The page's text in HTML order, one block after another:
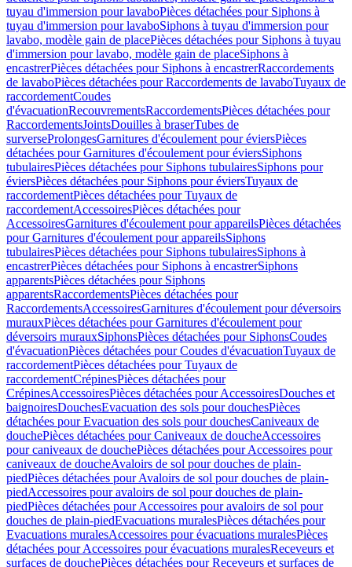
tuyau d'immersion pour lavaboPièces détachées pour Siphons à
tuyau d'immersion pour lavaboSiphons à tuyau d'immersion pour
lavabo, modèle gain de placePièces détachées pour Siphons à tuyau
d'immersion pour lavabo, modèle gain de placeSiphons à
encastrerPièces détachées pour Siphons à encastrerRaccordements
de lavaboPièces détachées pour Raccordements de lavaboTuyaux de
raccordementCoudes
d'évacuationRecouvrementsRaccordementsPièces détachées pour
RaccordementsJointsDouilles à braserTubes de
surverseProlongesGarnitures d'écoulement pour éviersPièces
détachées pour Garnitures d'écoulement pour éviersSiphons
tubulairesPièces détachées pour Siphons tubulairesSiphons pour
éviersPièces détachées pour Siphons pour éviersTuyaux de
raccordementPièces détachées pour Tuyaux de
raccordementAccessoiresPièces détachées pour
AccessoiresGarnitures d'écoulement pour appareilsPièces détachées
pour Garnitures d'écoulement pour appareilsSiphons
tubulairesPièces détachées pour Siphons tubulairesSiphons à
encastrerPièces détachées pour Siphons à encastrerSiphons
apparentsPièces détachées pour Siphons
apparentsRaccordementsPièces détachées pour
RaccordementsAccessoiresGarnitures d'écoulement pour déversoirs
murauxPièces détachées pour Garnitures d'écoulement pour
déversoirs murauxSiphonsPièces détachées pour SiphonsCoudes
d'évacuationPièces détachées pour Coudes d'évacuationTuyaux de
raccordementPièces détachées pour Tuyaux de
raccordementCrépinesPièces détachées pour
CrépinesAccessoiresPièces détachées pour AccessoiresDouches et
baignoiresDouchesEvacuation des sols pour douchesPièces
détachées pour Evacuation des sols pour douchesCaniveaux de
douchePièces détachées pour Caniveaux de doucheAccessoires
pour caniveaux de douchePièces détachées pour Accessoires pour
caniveaux de doucheAvaloirs de sol pour douches de plain-
piedPièces détachées pour Avaloirs de sol pour douches de plain-
piedAccessoires pour avaloirs de sol pour douches de plain-
piedPièces détachées pour Accessoires pour avaloirs de sol pour
douches de plain-piedEvacuations muralesPièces détachées pour
Evacuations muralesAccessoires pour évacuations muralesPièces
détachées pour Accessoires pour évacuations muralesReceveurs et
surfaces de douchePièces détachées pour Receveurs et surfaces de